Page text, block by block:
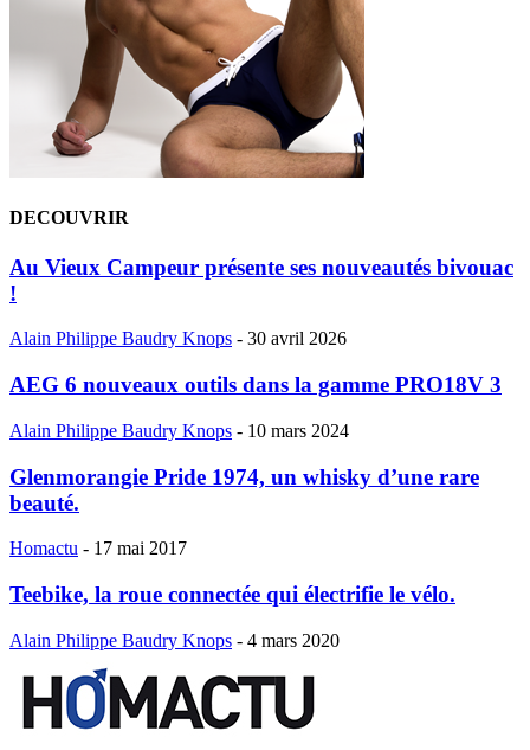
DECOUVRIR
Au Vieux Campeur présente ses nouveautés bivouac
!
Alain Philippe Baudry Knops - 30 avril 2026
AEG 6 nouveaux outils dans la gamme PRO18V 3
Alain Philippe Baudry Knops - 10 mars 2024
Glenmorangie Pride 1974, un whisky d’une rare
beauté.
Homactu - 17 mai 2017
Teebike, la roue connectée qui électrifie le vélo.
Alain Philippe Baudry Knops - 4 mars 2020